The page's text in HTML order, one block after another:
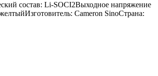
состав: Li-SOCI2Выходное напряжение
Cameron SinoСтрана: